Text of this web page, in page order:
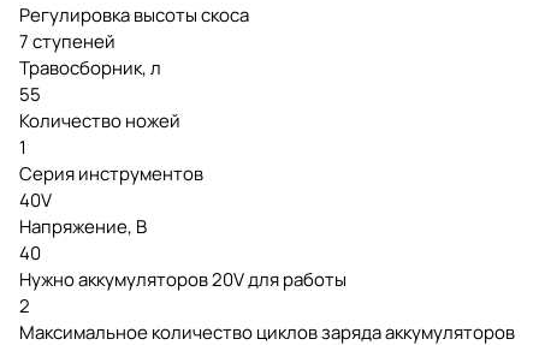
Регулировка высоты скоса
7 ступеней
Травосборник, л
55
Количество ножей
1
Серия инструментов
40V
Напряжение, В
40
Нужно аккумуляторов 20V для работы
2
Максимальное количество циклов заряда аккумуляторов